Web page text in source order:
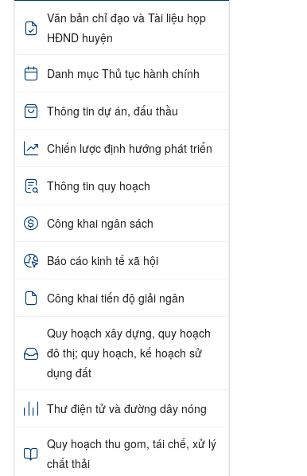
Văn bản chỉ đạo và Tài liệu họp
HĐND huyện
Danh mục Thủ tục hành chính
Thông tin dự án, đấu thầu
Chiến lược định hướng phát triển
Thông tin quy hoạch
Công khai ngân sách
Báo cáo kinh tế xã hội
Công khai tiến độ giải ngân
Quy hoạch xây dựng, quy hoạch
đô thị; quy hoạch, kế hoạch sử
dụng đất
Thư điện tử và đường dây nóng
Quy hoạch thu gom, tái chế, xử lý
chất thải